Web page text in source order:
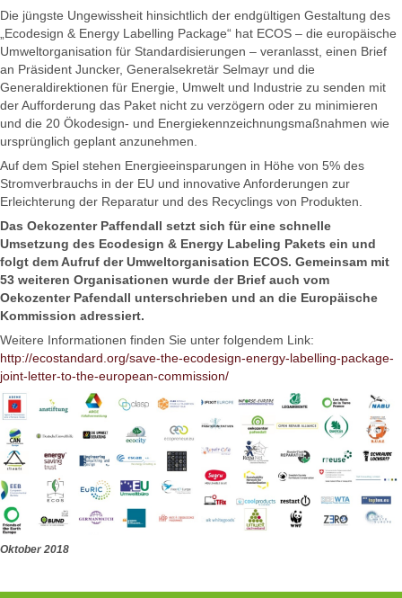
Die jüngste Ungewissheit hinsichtlich der endgültigen Gestaltung des
„Ecodesign & Energy Labelling Package“ hat ECOS – die europäische
Umweltorganisation für Standardisierungen – veranlasst, einen Brief
an Präsident Juncker, Generalsekretär Selmayr und die
Generaldirektionen für Energie, Umwelt und Industrie zu senden mit
der Aufforderung das Paket nicht zu verzögern oder zu minimieren
und die 20 Ökodesign- und Energiekennzeichnungsmaßnahmen wie
ursprünglich geplant anzunehmen.
Auf dem Spiel stehen Energieeinsparungen in Höhe von 5% des
Stromverbrauchs in der EU und innovative Anforderungen zur
Erleichterung der Reparatur und des Recyclings von Produkten.
Das Oekozenter Paffendall setzt sich für eine schnelle
Umsetzung des Ecodesign & Energy Labeling Pakets ein und
folgt dem Aufruf der Umweltorganisation ECOS. Gemeinsam mit
53 weiteren Organisationen wurde der Brief auch vom
Oekozenter Pafendall unterschrieben und an die Europäische
Kommission adressiert.
Weitere Informationen finden Sie unter folgendem Link:
http://ecostandard.org/save-the-ecodesign-energy-labelling-package-
joint-letter-to-the-european-commission/
Oktober 2018